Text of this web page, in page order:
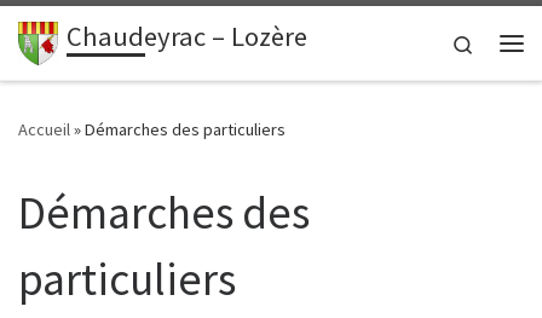
principalPasser au contenu
Chaudeyrac – Lozère
Search
Accueil»Démarches des particuliers
Démarches des
particuliers